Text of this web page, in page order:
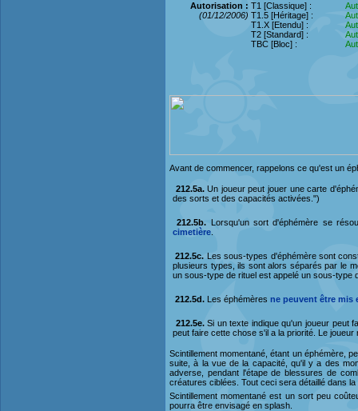
Autorisation :
(01/12/2006)
T1 [Classique] :
T1.5 [Héritage] :
T1.X [Etendu] :
T2 [Standard] :
TBC [Bloc] :
Avant de commencer, rappelons ce qu'est un
212.5a.Un joueur peut jouer une carte
des sorts et des capacités activées.")
212.5b. Lorsqu'un sort d'éphémère se
cimetière
212.5c. Les sous-types d'éphémère sont
plusieurs types, ils sont alors séparés par le
un sous-type de rituel est appelé un sous-type
212.5d. Les éphémères ne peuvent être mis
212.5e.Si un texte indique qu'un joueur peut
peut faire cette chose s'il a la priorité. Le
Scintillement momentané, étant un éphémère,
suite, à la vue de la capacité, qu'il y a des
adverse, pendant l'étape de blessures de
créatures ciblées. Tout ceci sera détaillé dans
Scintillement momentané est un sort peu
pourra être envisagé en splash.